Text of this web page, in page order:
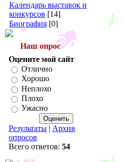
Календарь выставок и
конкурсов [14]
Биография [0]
Наш опрос
Оцените мой сайт
Отлично
Хорошо
Неплохо
Плохо
Ужасно
Результаты| Архив
опросов
Всего ответов: 54